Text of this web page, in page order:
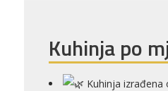
Kuhinja po
Kuhinja izrađena